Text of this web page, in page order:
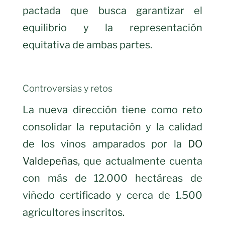
pactada que busca garantizar el
equilibrio y la representación
equitativa de ambas partes.
Controversias y retos
La nueva dirección tiene como reto
consolidar la reputación y la calidad
de los vinos amparados por la DO
Valdepeñas, que actualmente cuenta
con más de 12.000 hectáreas de
viñedo certificado y cerca de 1.500
agricultores inscritos.